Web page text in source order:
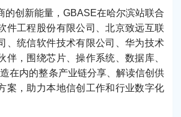
的创新能量，GBASE在哈尔滨站联合
件工程股份有限公司、北京致远互联
、统信软件技术有限公司、华为技术
伴，围绕芯片、操作系统、数据库、
在内的整条产业链分享、解读信创供
案，助力本地信创工作和行业数字化